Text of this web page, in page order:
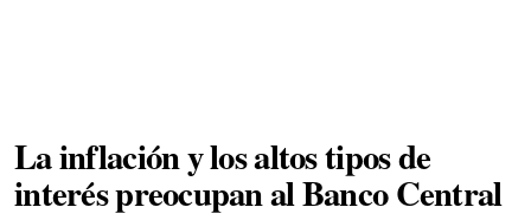
La inflación y los altos tipos de
interés preocupan al Banco Central